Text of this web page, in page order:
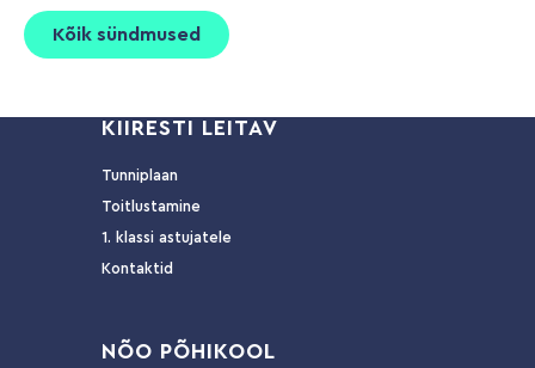
Kõik sündmused
KIIRESTI LEITAV
Tunniplaan
Toitlustamine
1. klassi astujatele
Kontaktid
NÕO PÕHIKOOL